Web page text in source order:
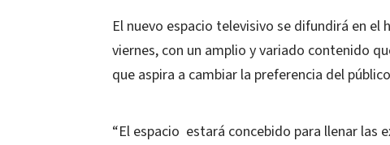
El nuevo espacio televisivo se difundirá en
viernes, con un amplio y variado contenido
que aspira a cambiar la preferencia del
“El espacio estará concebido para llenar las